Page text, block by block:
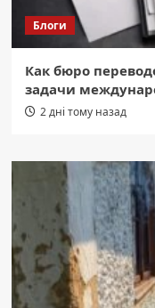
Блоги
Как бюро
задачи
2 дні тому назад